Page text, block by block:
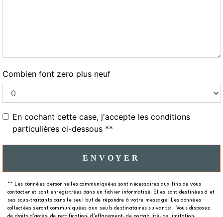
Combien font zero plus neuf
En cochant cette case, j'accepte les conditions
particulières ci-dessous **
ENVOYER
** Les données personnelles communiquées sont nécessaires aux fins de vous
contacter et sont enregistrées dans un fichier informatisé. Elles sont destinées à et
ses sous-traitants dans le seul but de répondre à votre message. Les données
collectées seront communiquées aux seuls destinataires suivants: . Vous disposez
de droits d’accès, de rectification, d’effacement, de portabilité, de limitation,